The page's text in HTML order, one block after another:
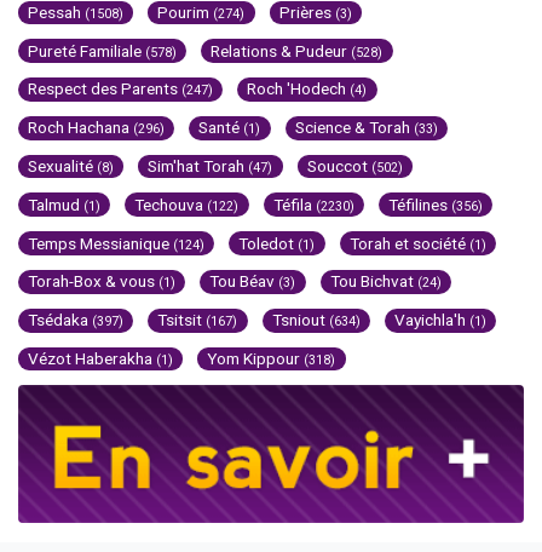
Pessah (1508) Pourim (274) Prières (3)
Pureté Familiale (578) Relations & Pudeur (528)
Respect des Parents (247) Roch 'Hodech (4)
Roch Hachana (296) Santé (1) Science & Torah (33)
Sexualité (8) Sim'hat Torah (47) Souccot (502)
Talmud (1) Techouva (122) Téfila (2230) Téfilines (356)
Temps Messianique (124) Toledot (1) Torah et société (1)
Torah-Box & vous (1) Tou Béav (3) Tou Bichvat (24)
Tsédaka (397) Tsitsit (167) Tsniout (634) Vayichla'h (1)
Vézot Haberakha (1) Yom Kippour (318)